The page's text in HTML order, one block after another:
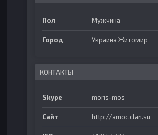
Пол Мужчина
Город Украина Житомир
КОНТАКТЫ
Skype moris-mos
Сайт http://amoc.clan.su